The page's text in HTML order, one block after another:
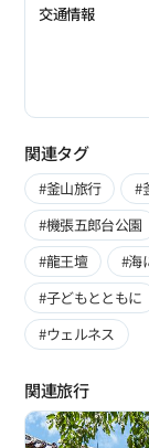
交通情報
関連タグ
#釜山旅行 #
#機張五郎台公園
#龍王壇
#海
#子どもとともに
#ウェルネス
関連旅行